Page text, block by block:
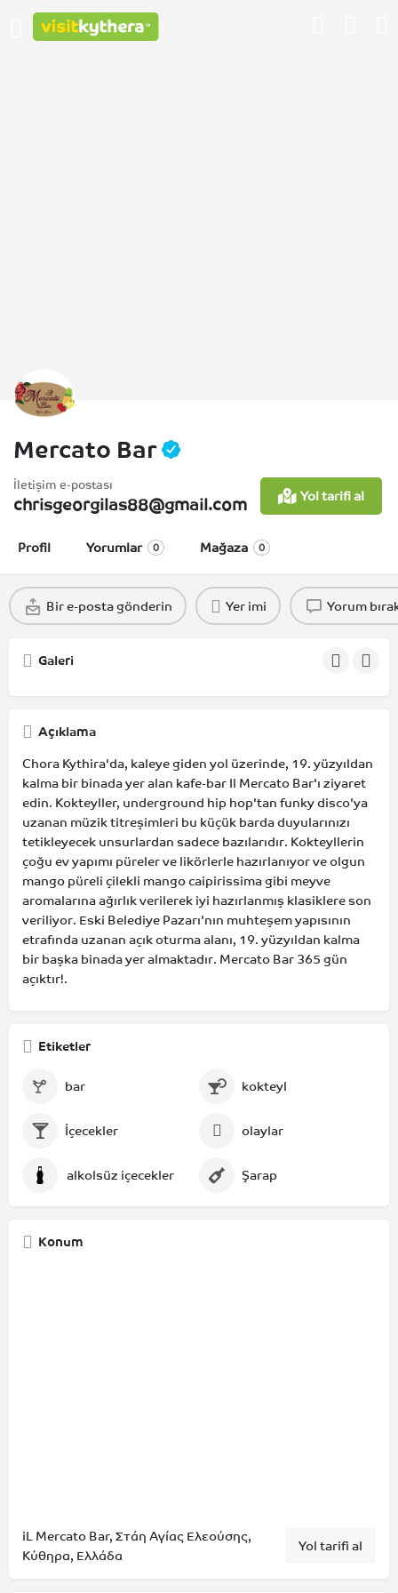
Mercato Bar
İletişim e-postası
chrisgeorgilas88@gmail.com Yol tarifi al
Profil Yorumlar 0 Mağaza 0
Bir e-posta gönderin Yer imi Yorum
Galeri
Açıklama
Chora Kythira'da, kaleye giden yol üzerinde, 19. yüzyıldan
kalma bir binada yer alan kafe-bar Il Mercato Bar'ı ziyaret
edin. Kokteyller, underground hip hop'tan funky disco'ya
uzanan müzik titreşimleri bu küçük barda duyularınızı
tetikleyecek unsurlardan sadece bazılarıdır. Kokteyllerin
çoğu ev yapımı püreler ve likörlerle hazırlanıyor ve olgun
mango püreli çilekli mango caipirissima gibi meyve
aromalarına ağırlık verilerek iyi hazırlanmış klasiklere son
veriliyor. Eski Belediye Pazarı'nın muhteşem yapısının
etrafında uzanan açık oturma alanı, 19. yüzyıldan kalma
bir başka binada yer almaktadır. Mercato Bar 365 gün
açıktır!.
Etiketler
bar kokteyl
İçecekler olaylar
alkolsüz içecekler Şarap
Konum
iL Mercato Bar, Στάη Αγίας Ελεούσης,
Κύθηρα, Ελλάδα
Yol tarifi al